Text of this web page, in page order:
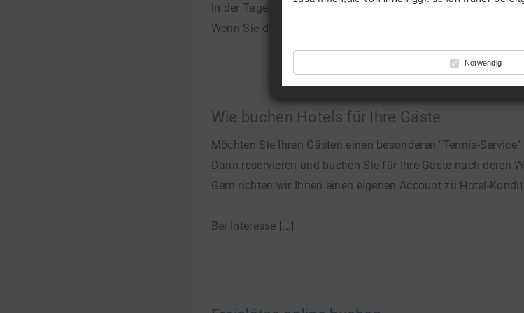
In der Tagesansicht oder der Wochenansicht ersehen Sie
Wenn Sie die Belegung über einen späteren Zeitraum
Wie buchen Hotels für Ihre Gäste
Möchten Sie Ihren Gästen einen besonderen "Tennis-Service"
Dann reservieren und buchen Sie für Ihre Gäste nach deren
Gern richten wir Ihnen einen eigenen Account zu Hotel-
Bei Interesse [...]
Notwendig